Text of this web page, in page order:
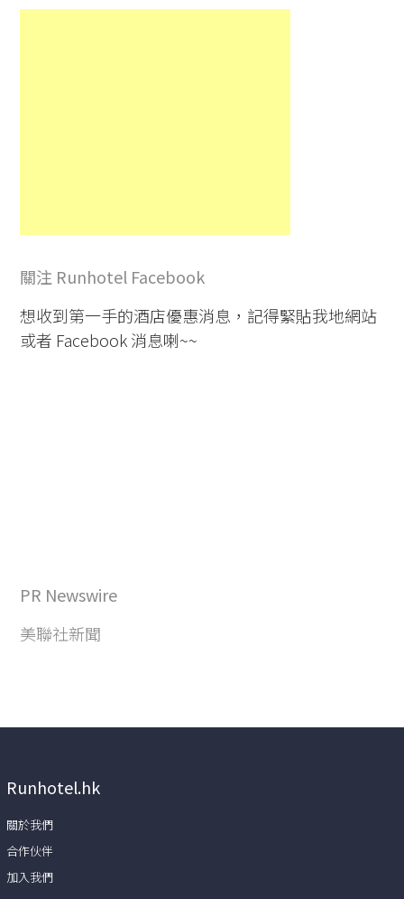
關注 Runhotel Facebook
想收到第一手的酒店優惠消息，記得緊貼我地網站
或者 Facebook 消息喇~~
PR Newswire
美聯社新聞
Runhotel.hk
關於我們
合作伙伴
加入我們